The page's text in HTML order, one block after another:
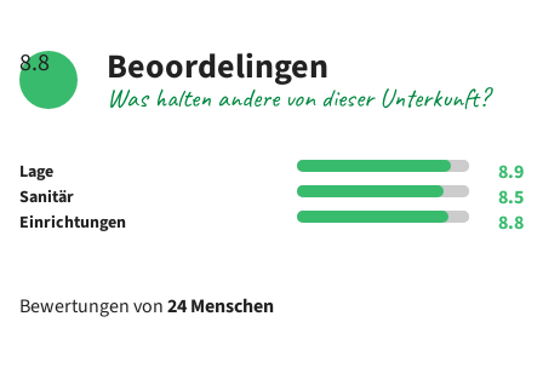
8.8
Was halten andere von dieser Unterkunft?
Beoordelingen
Lage 8.9
Sanitär 8.5
Einrichtungen 8.8
Bewertungen von24 Menschen